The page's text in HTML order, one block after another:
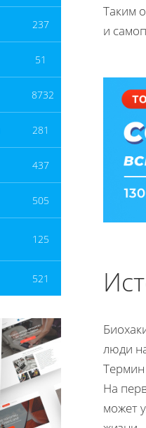
237
51
8732
281
437
505
125
521
Таким
и
люди
На
может